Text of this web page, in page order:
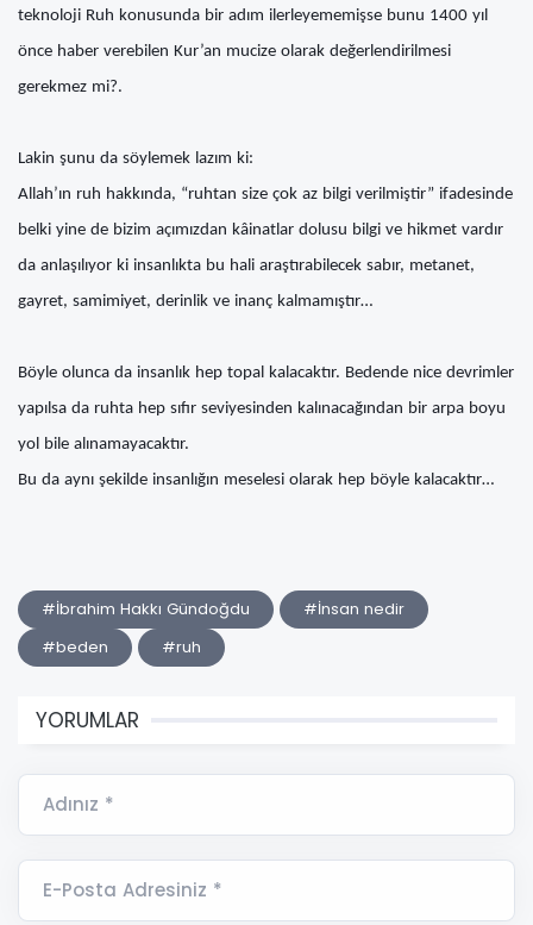
teknoloji Ruh konusunda bir adım ilerleyememişse bunu 1400 yıl
önce haber verebilen Kur’an mucize olarak değerlendirilmesi
gerekmez mi?.
Lakin şunu da söylemek lazım ki:
Allah’ın ruh hakkında, “ruhtan size çok az bilgi verilmiştir” ifadesinde
belki yine de bizim açımızdan kâinatlar dolusu bilgi ve hikmet vardır
da anlaşılıyor ki insanlıkta bu hali araştırabilecek sabır, metanet,
gayret, samimiyet, derinlik ve inanç kalmamıştır…
Böyle olunca da insanlık hep topal kalacaktır. Bedende nice devrimler
yapılsa da ruhta hep sıfır seviyesinden kalınacağından bir arpa boyu
yol bile alınamayacaktır.
Bu da aynı şekilde insanlığın meselesi olarak hep böyle kalacaktır…
#İbrahim Hakkı Gündoğdu
#İnsan nedir
#beden
#ruh
YORUMLAR
Adınız *
E-Posta Adresiniz *